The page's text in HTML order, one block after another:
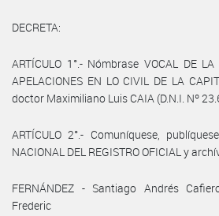
DECRETA:
ARTÍCULO 1°.- Nómbrase VOCAL DE
APELACIONES EN LO CIVIL DE LA
doctor Maximiliano Luis CAIA (D.N.I. Nº
ARTÍCULO 2°.- Comuníquese,
NACIONAL DEL REGISTRO OFICIAL y
FERNÁNDEZ - Santiago Andrés
Frederic